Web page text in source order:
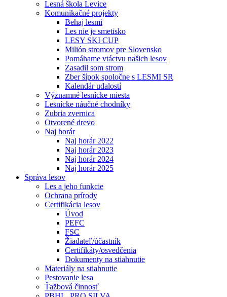
Lesná škola Levice
Komunikačné projekty
Behaj lesmi
Les nie je smetisko
LESY SKI CUP
Milión stromov pre Slovensko
Pomáhame vtáctvu našich lesov
Zasadil som strom
Zber šípok spoločne s LESMI SR
Kalendár udalostí
Významné lesnícke miesta
Lesnícke náučné chodníky
Zubria zvernica
Otvorené drevo
Naj horár
Naj horár 2022
Naj horár 2023
Naj horár 2024
Naj horár 2025
Správa lesov
Les a jeho funkcie
Ochrana prírody
Certifikácia lesov
Úvod
PEFC
FSC
Žiadateľ/účastník
Certifikáty/osvedčenia
Dokumenty na stiahnutie
Materiály na stiahnutie
Pestovanie lesa
Ťažbová činnosť